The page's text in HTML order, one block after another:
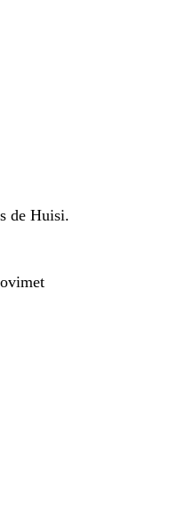
de Huisi.